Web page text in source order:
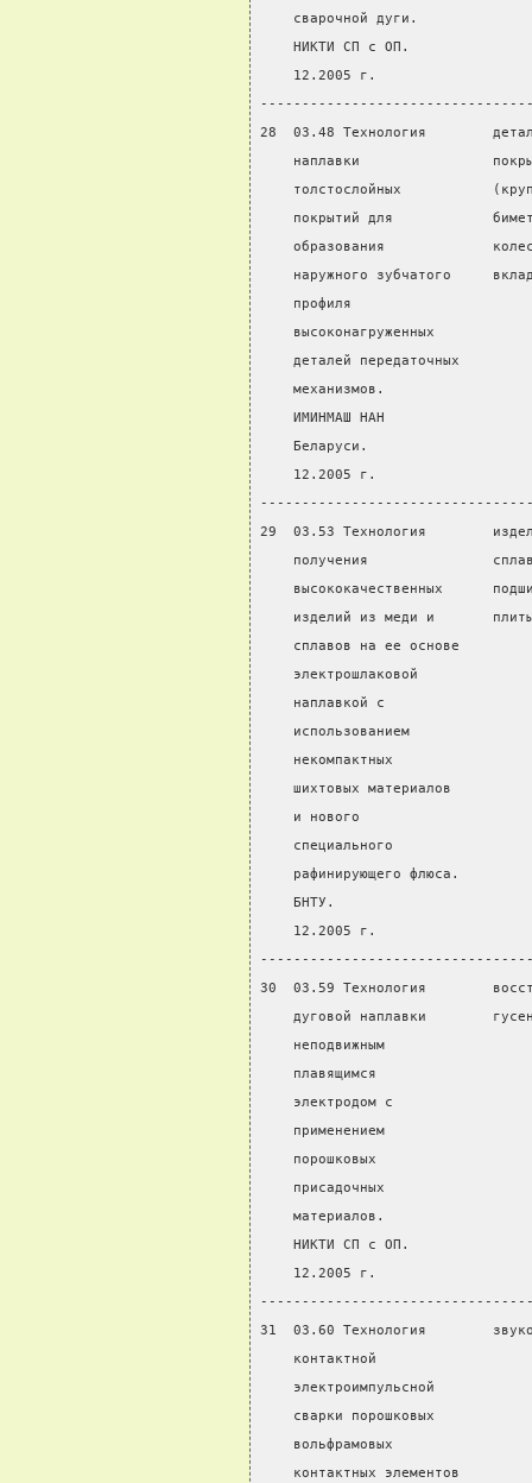
    сварочной дуги.
    НИКТИ СП с ОП.
    12.2005 г.
28  03.48 Технология
наплавки
толстослойных
покрытий для
образования
наружного зубчатого
    профиля
    высоконагруженных
    деталей передаточных
    механизмов.
    ИМИНМАШ НАН
    Беларуси.
    12.2005 г.
29  03.53 Технология
получения
высококачественных
изделий из меди и
    сплавов на ее основе
    электрошлаковой
    наплавкой с
    использованием
    некомпактных
    шихтовых материалов
    и нового
    специального
    рафинирующего флюса.
    БНТУ.
    12.2005 г.
30  03.59 Технология
дуговой наплавки
    неподвижным
    плавящимся
    электродом с
    применением
    порошковых
    присадочных
    материалов.
    НИКТИ СП с ОП.
    12.2005 г.
31  03.60 Технология
контактной
    электроимпульсной
    сварки порошковых
    вольфрамовых
    контактных элементов